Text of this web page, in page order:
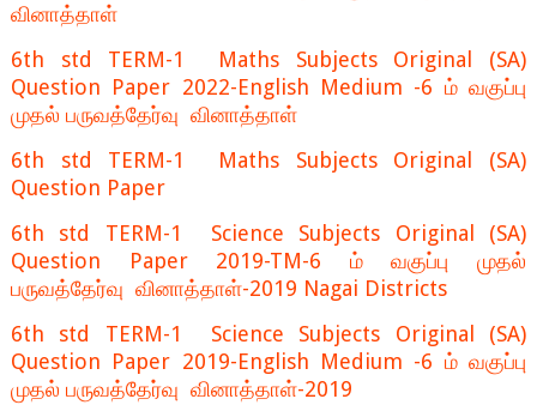
வினாத்தாள்
6th std TERM-1 Maths Subjects Original (SA)
Question Paper 2022-English Medium -6 ம் வகுப்பு
முதல் பருவத்தேர்வு வினாத்தாள்
6th std TERM-1 Maths Subjects Original (SA)
Question Paper
6th std TERM-1 Science Subjects Original (SA)
Question Paper 2019-TM-6 ம் வகுப்பு முதல்
பருவத்தேர்வு வினாத்தாள்-2019 Nagai Districts
6th std TERM-1 Science Subjects Original (SA)
Question Paper 2019-English Medium -6 ம் வகுப்பு
முதல் பருவத்தேர்வு வினாத்தாள்-2019